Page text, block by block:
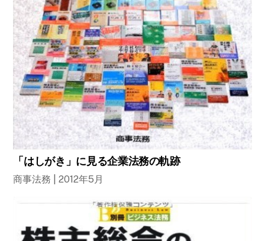
「はしがき」に見る企業法務の軌跡
商事法務 | 2012年5月